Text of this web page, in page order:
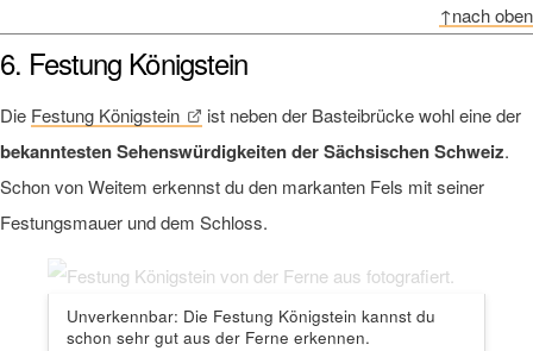
↑nach oben
6. Festung Königstein
Die Festung Königstein ist neben der Basteibrücke wohl eine der
bekanntesten Sehenswürdigkeiten der Sächsischen Schweiz.
Schon von Weitem erkennst du den markanten Fels mit seiner
Festungsmauer und dem Schloss.
Unverkennbar: Die Festung Königstein kannst du
schon sehr gut aus der Ferne erkennen.